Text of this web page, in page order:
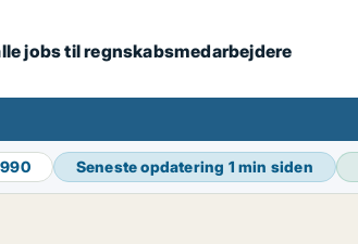
jobs til regnskabsmedarbejdere
Seneste opdatering 1 min siden